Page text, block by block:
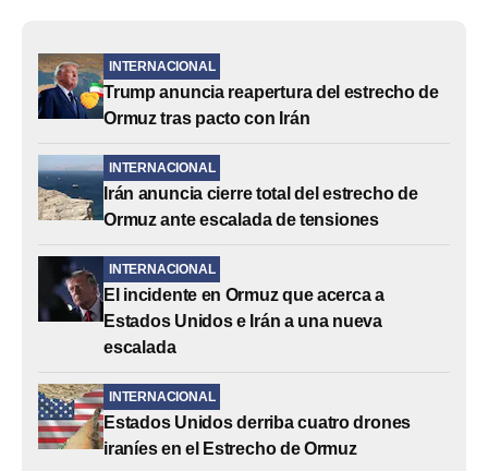
INTERNACIONAL
Trump anuncia reapertura del estrecho de
Ormuz tras pacto con Irán
INTERNACIONAL
Irán anuncia cierre total del estrecho de
Ormuz ante escalada de tensiones
INTERNACIONAL
El incidente en Ormuz que acerca a
Estados Unidos e Irán a una nueva
escalada
INTERNACIONAL
Estados Unidos derriba cuatro drones
iraníes en el Estrecho de Ormuz